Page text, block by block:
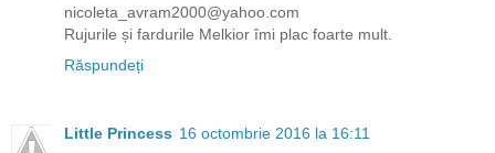
nicoleta_avram2000@yahoo.com
Rujurile și fardurile Melkior îmi plac foarte mult.
Răspundeți
Little Princess 16 octombrie 2016 la 16:11